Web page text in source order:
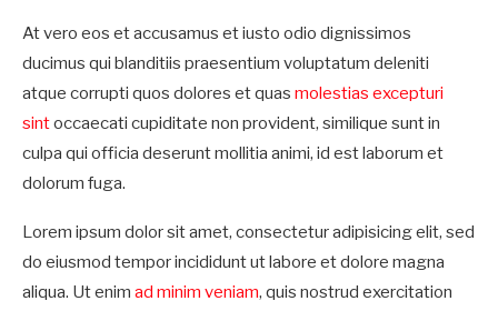
At vero eos et accusamus et iusto odio dignissimos
ducimus qui blanditiis praesentium voluptatum deleniti
atque corrupti quos dolores et quas molestias excepturi
sintoccaecati cupiditate non provident, similique sunt in
culpa qui officia deserunt mollitia animi, id est laborum et
dolorum fuga.
Lorem ipsum dolor sit amet, consectetur adipisicing elit, sed
do eiusmod tempor incididunt ut labore et dolore magna
aliqua. Ut enim ad minim veniam, quis nostrud exercitation